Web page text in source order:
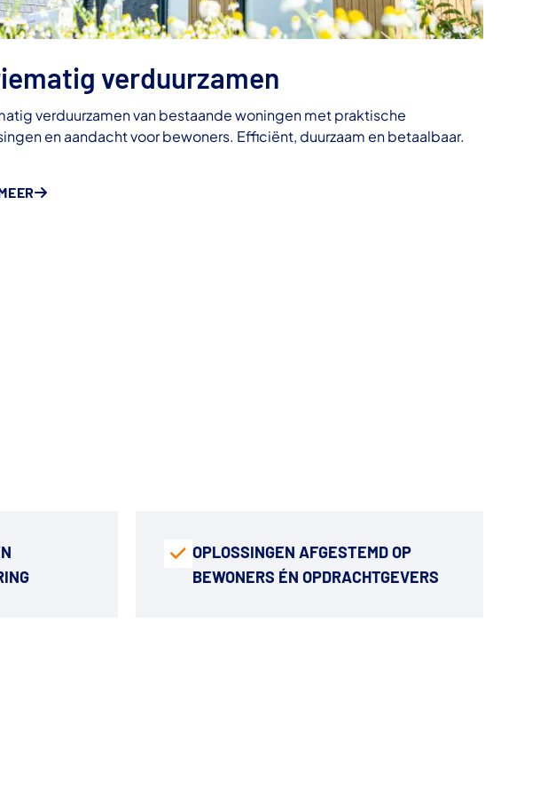
verduurzamen
verduurzamen van bestaande woningen met praktische
en aandacht voor bewoners. Efficiënt, duurzaam en betaalbaar.
OPLOSSINGEN AFGESTEMD OP
BEWONERS ÉN OPDRACHTGEVERS